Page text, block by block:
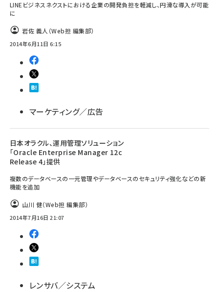
LINEビジネスネクストにおける企業の開発負担を軽減し、円滑な導入が可能
に
岩佐 義人（Web担 編集部）
2014年6月11日 6:15
マーケティング／広告
日本オラクル、運用管理ソリューション
「Oracle Enterprise Manager 12c
Release 4」提供
複数のデータベースの一元管理やデータベースのセキュリティ強化などの新
機能を追加
山川 健（Web担 編集部）
2014年7月16日 21:07
レンサバ／システム